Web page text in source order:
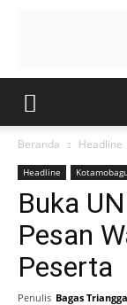
Beranda Headline
Headline
Buka
Pesan
Peserta
Penulis Bagas Triangga